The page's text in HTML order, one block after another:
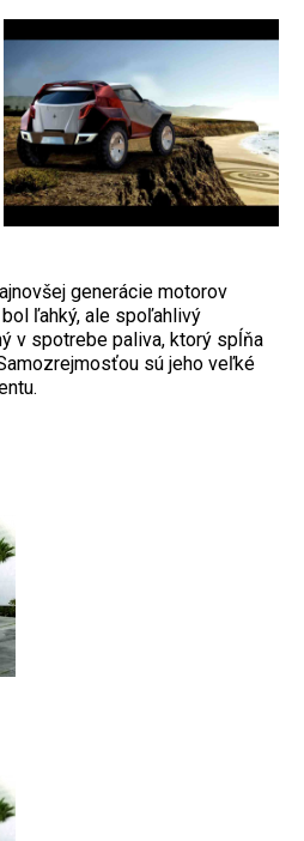
generácie motorov
ľahký, ale spoľahlivý
v spotrebe paliva, ktorý spĺňa
sú jeho veľké